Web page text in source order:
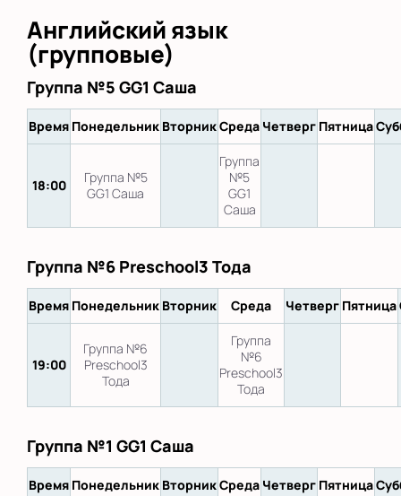
Английский язык
(групповые)
Группа №5 GG1 Саша
Время Понедельник ВторникСреда Четверг Пятница
18:00
Группа №5
GG1 Саша
Группа
№5
GG1
Саша
Группа №6 Preschool3 Тода
Время Понедельник Вторник Среда Четверг Пятница
19:00
Группа №6
Preschool3
Тода
Группа
№6
Preschool3
Тода
Группа №1 GG1 Саша
Время Понедельник ВторникСреда Четверг Пятница